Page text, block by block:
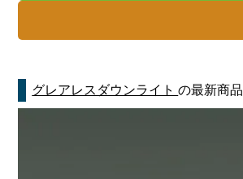
グレアレスダウンライトの最新商品